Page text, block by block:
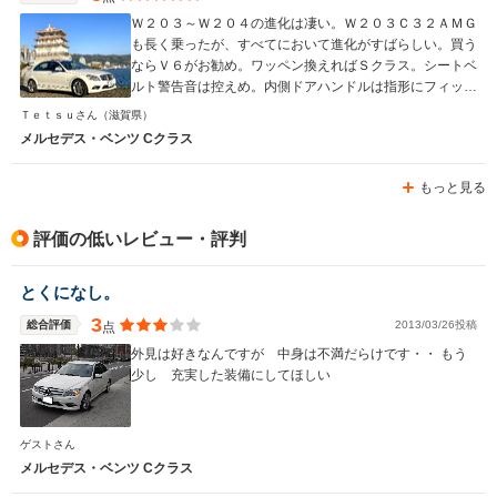
Ｗ２０３～Ｗ２０４の進化は凄い。Ｗ２０３Ｃ３２ＡＭＧ
も長く乗ったが、すべてにおいて進化がすばらしい。買う
ならＶ６がお勧め。ワッペン換えればＳクラス。シートベ
ルト警告音は控えめ。内側ドアハンドルは指形にフィッ
ト、内ポケットの底は絨毯。
Ｔｅｔｓｕさん （滋賀県）
メルセデス・ベンツ Cクラス
もっと見る
評価の低いレビュー・評判
とくになし。
総合評価 3点 2013/03/26投稿
外見は好きなんですが 中身は不満だらけです・・ もう
少し 充実した装備にしてほしい
ゲストさん
メルセデス・ベンツ Cクラス